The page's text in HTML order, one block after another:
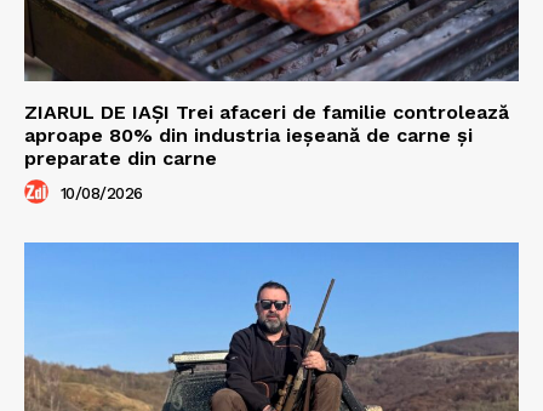
ZIARUL DE IAȘI Trei afaceri de familie controlează
aproape 80% din industria ieșeană de carne și
preparate din carne
10/08/2026